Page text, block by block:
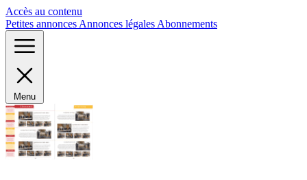
Accès au contenu
Petites annonces Annonces légales Abonnements
Menu
Panneau de gestion des cookies